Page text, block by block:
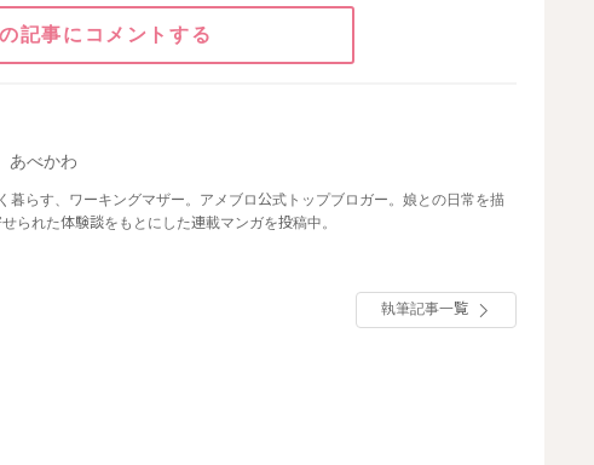
記事にコメントする
あべかわ
暮らす、ワーキングマザー。アメブロ公式トップブロガー。娘との日常を描
られた体験談をもとにした連載マンガを投稿中。
執筆記事一覧